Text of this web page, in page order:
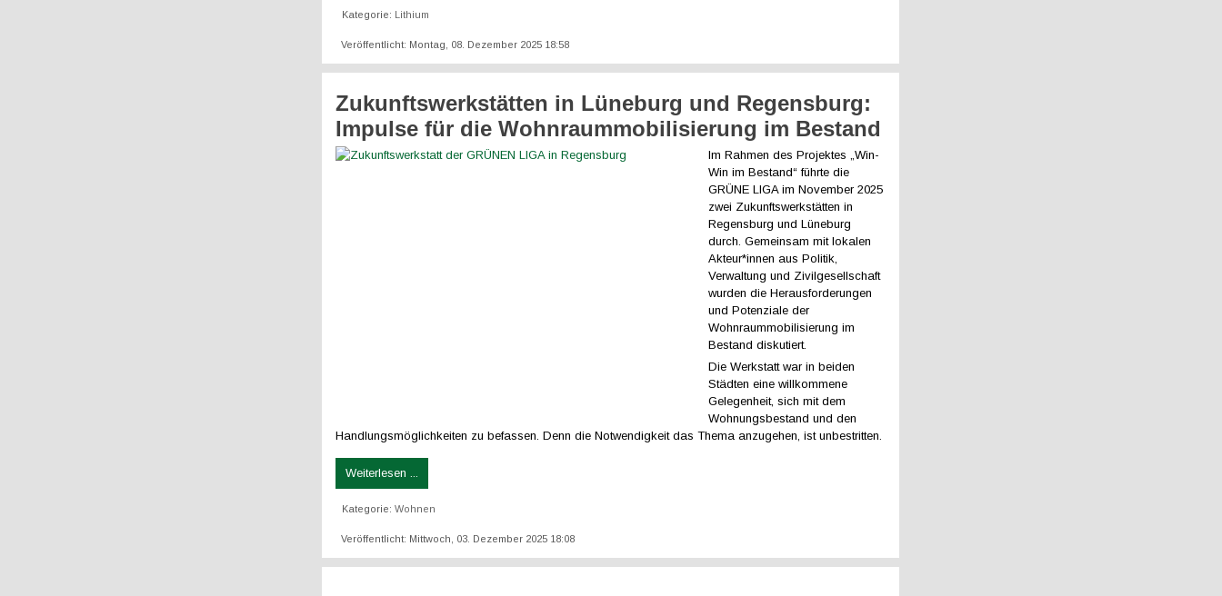
Kategorie: Lithium
Veröffentlicht: Montag, 08. Dezember 2025 18:58
Zukunftswerkstätten in Lüneburg und Regensburg:
Impulse für die Wohnraummobilisierung im Bestand
Im Rahmen des Projektes „Win-
Win im Bestand“ führte die
GRÜNE LIGA im November 2025
zwei Zukunftswerkstätten in
Regensburg und Lüneburg
durch. Gemeinsam mit lokalen
Akteur*innen aus Politik,
Verwaltung und Zivilgesellschaft
wurden die Herausforderungen
und Potenziale der
Wohnraummobilisierung im
Bestand diskutiert.
Die Werkstatt war in beiden
Städten eine willkommene
Gelegenheit, sich mit dem
Wohnungsbestand und den
Handlungsmöglichkeiten zu befassen. Denn die Notwendigkeit das Thema anzugehen, ist unbestritten.
Weiterlesen ...
Kategorie:Wohnen
Veröffentlicht: Mittwoch, 03. Dezember 2025 18:08